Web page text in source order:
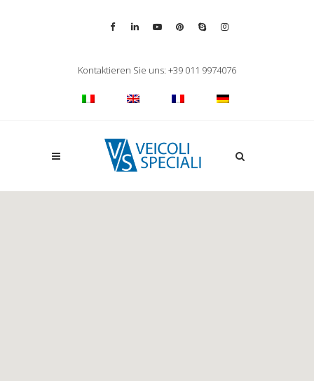
Kontaktieren Sie uns: +39 011 9974076
Apri la ricerca